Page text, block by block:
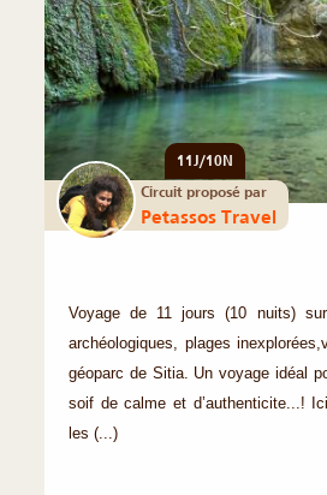
11J/10N
Circuit proposé par
Petassos Travel
Voyage de 11 jours (10 nuits)
archéologiques, plages
géoparc de Sitia. Un voyage idéal
soif de calme et d’authenticite...!
les (...)